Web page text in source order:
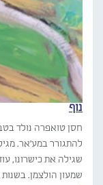
נוף
להתגורר במע'אר.
שגילה את כישרונו,
שמעון הולצמן.